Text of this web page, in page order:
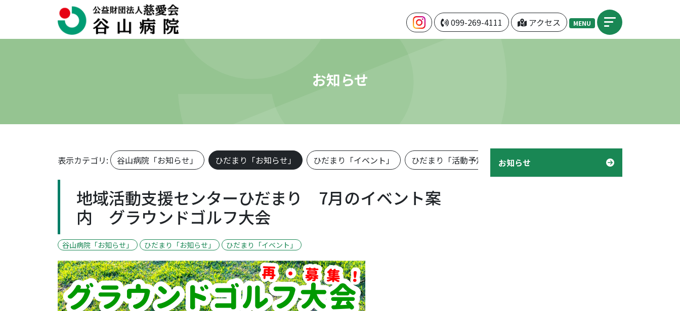
099-269-4111 アクセス MENU
お知らせ
表示カテゴリ: 谷山病院「お知らせ」 ひだまり「お知らせ」 ひだまり「イベント」 ひだまり「活動予定表」 機関紙「つぼみ」 デイケア「様子」
地域活動支援センターひだまり 7月のイベント案
内 グラウンドゴルフ大会
谷山病院「お知らせ」 ひだまり「お知らせ」 ひだまり「イベント」
お知らせ